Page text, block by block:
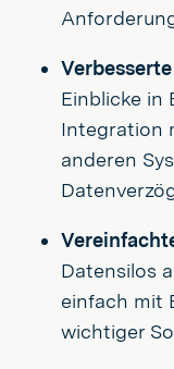
Einblicke in
Integration
anderen
Datensilos
einfach mit
wichtiger